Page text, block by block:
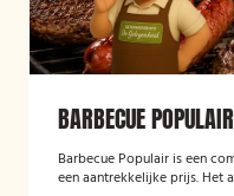
BARBECUE POPULAIR
Barbecue Populair is een
een aantrekkelijke prijs. Het